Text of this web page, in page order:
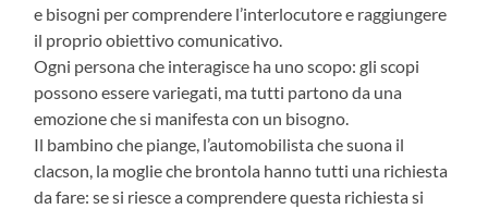
e bisogni per comprendere l’interlocutore e raggiungere
il proprio obiettivo comunicativo.
Ogni persona che interagisce ha uno scopo: gli scopi
possono essere variegati, ma tutti partono da una
emozione che si manifesta con un bisogno.
Il bambino che piange, l’automobilista che suona il
clacson, la moglie che brontola hanno tutti una richiesta
da fare: se si riesce a comprendere questa richiesta si